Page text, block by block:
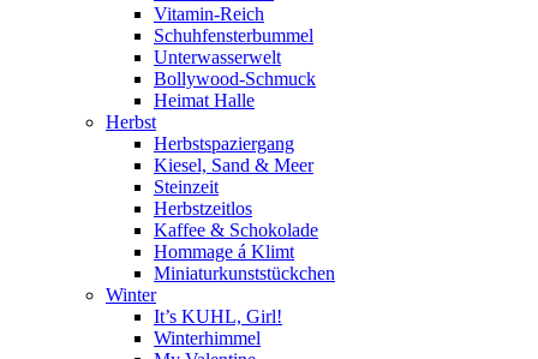
Vitamin-Reich
Schuhfensterbummel
Unterwasserwelt
Bollywood-Schmuck
Heimat Halle
Herbst
Herbstspaziergang
Kiesel, Sand & Meer
Steinzeit
Herbstzeitlos
Kaffee & Schokolade
Hommage á Klimt
Miniaturkunststückchen
Winter
It’s KUHL, Girl!
Winterhimmel